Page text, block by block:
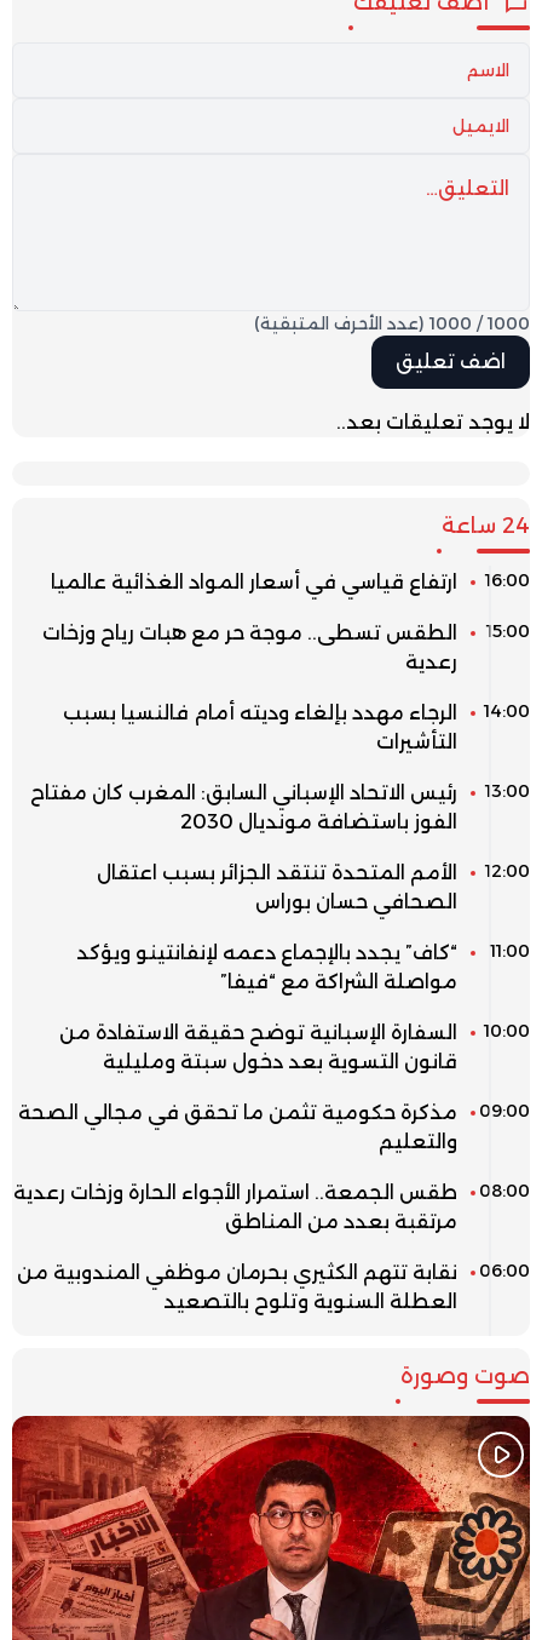
1000
/
1000 (عدد الأحرف المتبقية)
لا يوجد تعليقات بعد..
24 ساعة
16:00 ارتفاع قياسي في أسعار المواد الغذائية عالميا
15:00
الطقس تسطى.. موجة حر مع هبات رياح وزخات
رعدية
14:00
الرجاء مهدد بإلغاء وديته أمام فالنسيا بسبب
التأشيرات
13:00
رئيس الاتحاد الإسباني السابق: المغرب كان مفتاح
الفوز باستضافة مونديال 2030
12:00
الأمم المتحدة تنتقد الجزائر بسبب اعتقال
الصحافي حسان بوراس
11:00
“كاف” يجدد بالإجماع دعمه لإنفانتينو ويؤكد
مواصلة الشراكة مع “فيفا”
10:00
السفارة الإسبانية توضح حقيقة الاستفادة من
قانون التسوية بعد دخول سبتة ومليلية
09:00
مذكرة حكومية تثمن ما تحقق في مجالي الصحة
والتعليم
08:00
طقس الجمعة.. استمرار الأجواء الحارة وزخات رعدية
مرتقبة بعدد من المناطق
06:00
نقابة تتهم الكثيري بحرمان موظفي المندوبية من
العطلة السنوية وتلوح بالتصعيد
صوت وصورة